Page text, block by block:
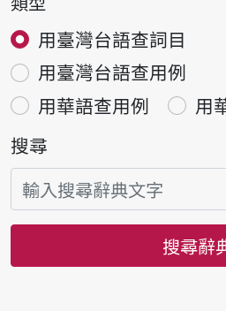
用臺灣台語查詞目
用臺灣台語查用例
用華語查用例
用
搜尋
搜尋辭